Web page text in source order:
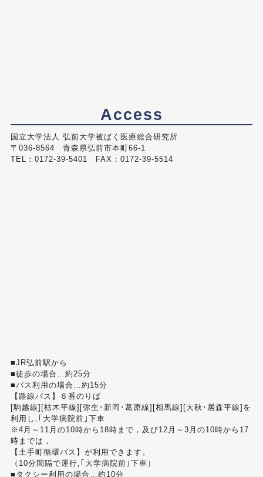
Access
国立大学法人 弘前大学被ばく医療総合研究所
〒036-8564 青森県弘前市本町66-1
TEL：0172-39-5401 FAX：0172-39-5514
■JR弘前駅から
■徒歩の場合…約25分
■バス利用の場合…約15分
【路線バス】６番のりば
[駒越線][枯木平線][弥生･新岡･葛原線][相馬線][大秋･居森平線]を
利用し,｢大学病院前｣下車
※4月～11月の10時から18時まで，及び12月～3月の10時から17
時までは，
【土手町循環バス】が利用できます。
（10分間隔で運行,｢大学病院前｣下車）
■タクシー利用の場合…約10分